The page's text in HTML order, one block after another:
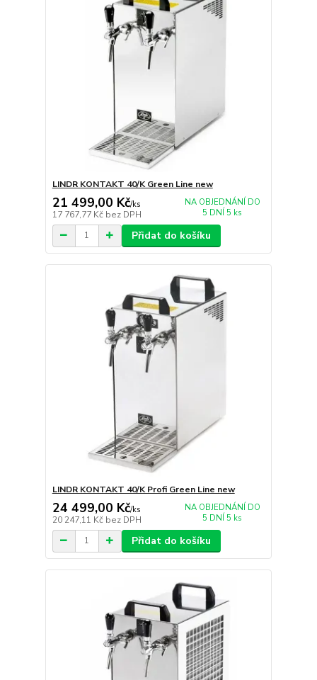
LINDR KONTAKT 40/K Green Line new
21 499,00 Kč/ks
17 767,77 Kč bez DPH
NA OBJEDNÁNÍ DO
5 DNÍ 5 ks
Přidat do košíku
LINDR KONTAKT 40/K Profi Green Line new
24 499,00 Kč/ks
20 247,11 Kč bez DPH
NA OBJEDNÁNÍ DO
5 DNÍ 5 ks
Přidat do košíku